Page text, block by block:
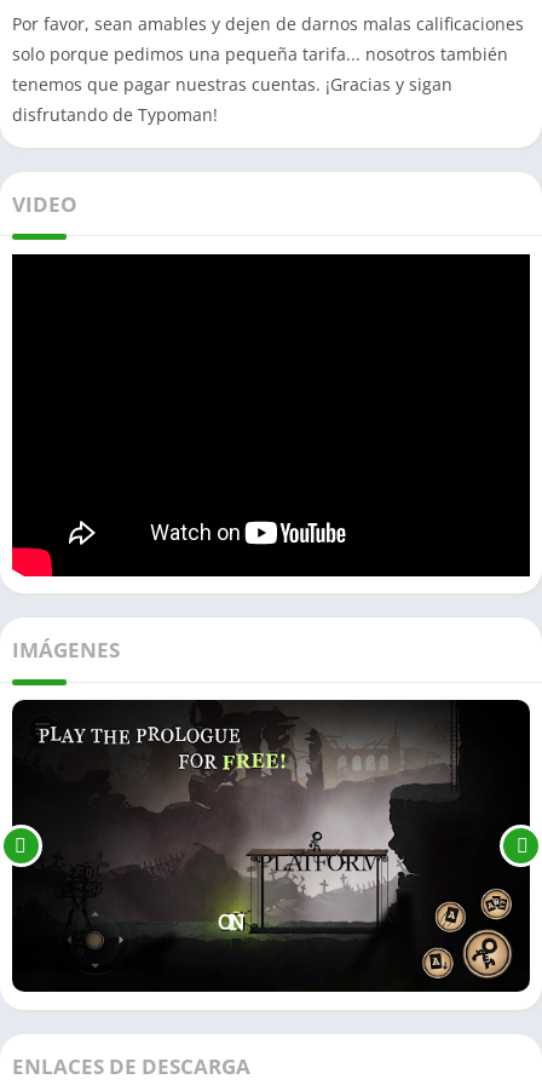
Por favor, sean amables y dejen de darnos malas calificaciones
solo porque pedimos una pequeña tarifa... nosotros también
tenemos que pagar nuestras cuentas. ¡Gracias y sigan
disfrutando de Typoman!
VIDEO
IMÁGENES
ENLACES DE DESCARGA